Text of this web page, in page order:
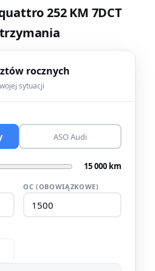
252 KM 7DCT
rocznych
sytuacji
ASO Audi
15 000 km
OC (OBOWIĄZKOWE)